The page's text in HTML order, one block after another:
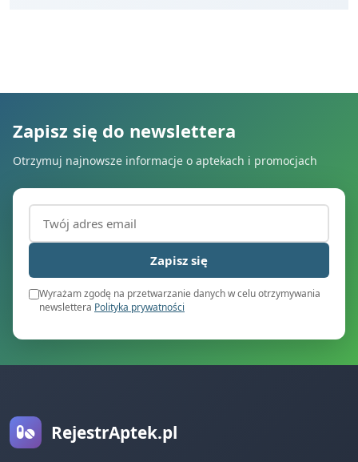
Zapisz się do newslettera
Otrzymuj najnowsze informacje o aptekach i promocjach
Adres email (wymagany)
Zapisz się
Wyrażam zgodę na przetwarzanie danych w celu otrzymywania
newslettera Polityka prywatności
RejestrAptek.pl